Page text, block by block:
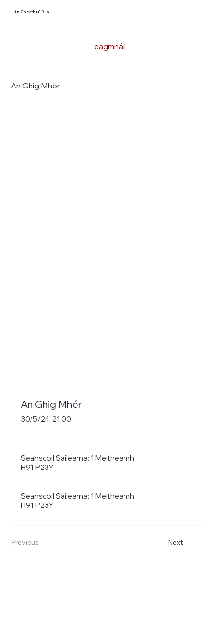
An Cheathrú Rua
Teagmháil
An Ghig Mhór
An Ghig Mhór
30/5/24, 21:00
Seanscoil Sailearna: 1 Meitheamh
H91 P23Y
Seanscoil Sailearna: 1 Meitheamh
H91 P23Y
Previous Next